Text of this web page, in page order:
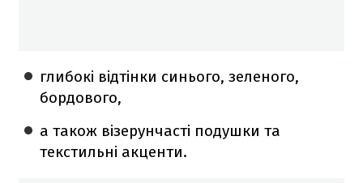
глибокі відтінки синього, зеленого,
бордового,
а також візерунчасті подушки та
текстильні акценти.